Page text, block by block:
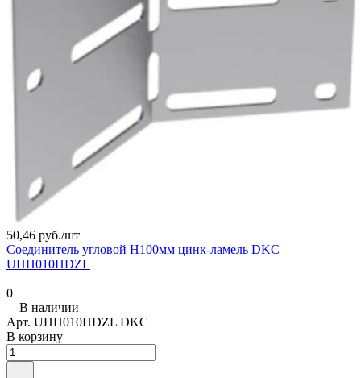
50,46 руб./шт
Соединитель угловой H100мм цинк-ламель DKC
UHH010HDZL
0
В наличии
Арт. UHH010HDZL DKC
В корзину